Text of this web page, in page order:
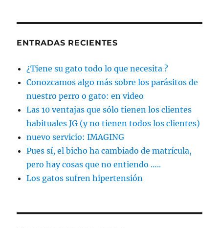
ENTRADAS RECIENTES
¿Tiene su gato todo lo que necesita ?
Conozcamos algo más sobre los parásitos de
nuestro perro o gato: en video
Las 10 ventajas que sólo tienen los clientes
habituales JG (y no tienen todos los clientes)
nuevo servicio: IMAGING
Pues sí, el bicho ha cambiado de matrícula,
pero hay cosas que no entiendo …..
Los gatos sufren hipertensión